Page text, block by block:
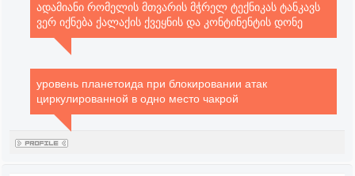
ადამიანი რომელის მთვარის მჭრელ ტექნიკას ტანკავს
ვერ იქნება ქალაქის ქვეყნის და კონტინენტის დონე
уровень планетоида при блокировании атак
циркулированной в одно место чакрой